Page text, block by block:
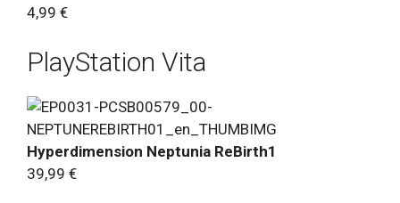
4,99 €
PlayStation Vita
Hyperdimension Neptunia ReBirth1
39,99 €